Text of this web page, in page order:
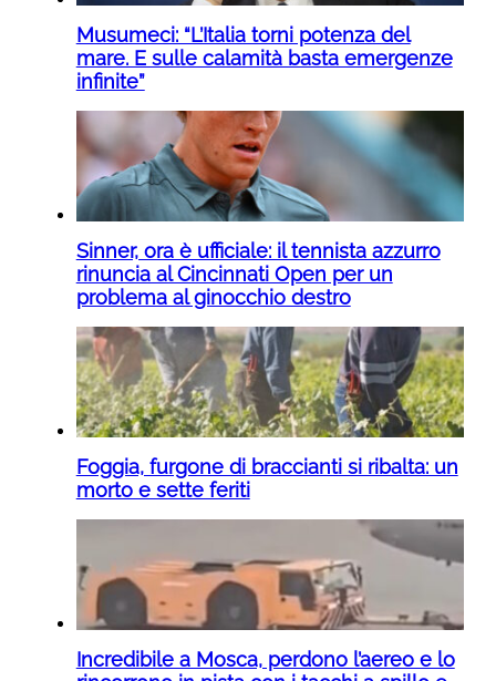
Musumeci: “L’Italia torni potenza del
mare. E sulle calamità basta emergenze
infinite”
Sinner, ora è ufficiale: il tennista azzurro
rinuncia al Cincinnati Open per un
problema al ginocchio destro
Foggia, furgone di braccianti si ribalta: un
morto e sette feriti
Incredibile a Mosca, perdono l’aereo e lo